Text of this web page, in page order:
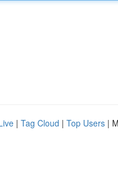
| Tag Cloud | Top Users |